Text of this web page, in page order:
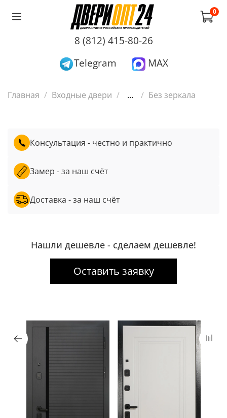
0
8 (812) 415-80-26
Telegram
MAX
Главная Входные двери ... Без зеркала
Консультация - честно и практично
Замер - за наш счёт
Доставка - за наш счёт
Нашли дешевле - сделаем дешевле!
Оставить заявку